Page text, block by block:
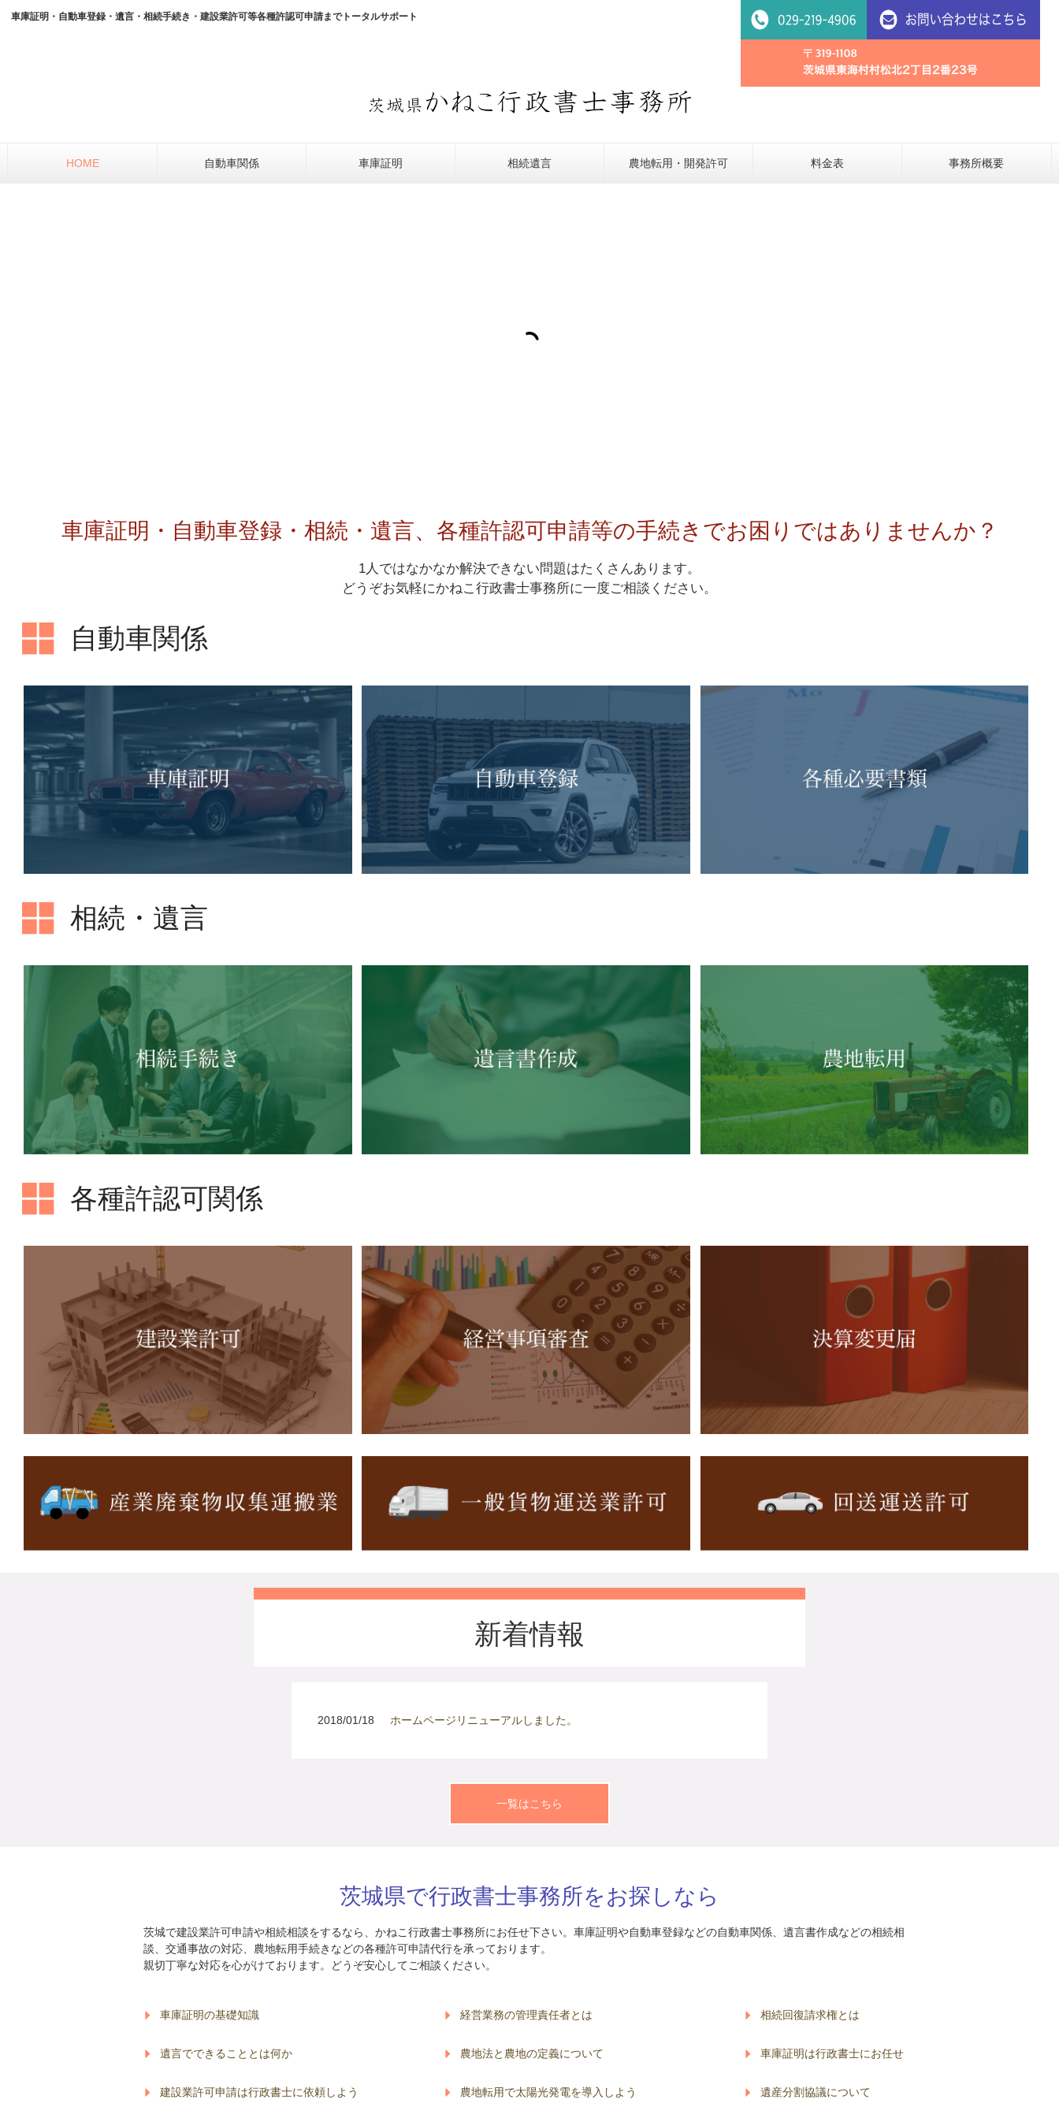
車庫証明・自動車登録・遺言・相続手続き・建設業許可等各種許認可申請までトータルサポート
HOME 自動車関係 車庫証明 相続遺言 農地転用・開発許可 料金表 事務所概要
車庫証明・自動車登録・相続・遺言、各種許認可申請等の手続きでお困りではありませんか？
1人ではなかなか解決できない問題はたくさんあります。
どうぞお気軽にかねこ行政書士事務所に一度ご相談ください。
自動車関係
相続・遺言
各種許認可関係
新着情報
2018/01/18 ホームページリニューアルしました。
一覧はこちら
茨城県で行政書士事務所をお探しなら
茨城で建設業許可申請や相続相談をするなら、かねこ行政書士事務所にお任せ下さい。車庫証明や自動車登録などの自動車関係、遺言書作成などの相続相
談、交通事故の対応、農地転用手続きなどの各種許可申請代行を承っております。
親切丁寧な対応を心がけております。どうぞ安心してご相談ください。
車庫証明の基礎知識 経営業務の管理責任者とは 相続回復請求権とは
遺言でできることとは何か 農地法と農地の定義について 車庫証明は行政書士にお任せ
建設業許可申請は行政書士に依頼しよう 農地転用で太陽光発電を導入しよう 遺産分割協議について